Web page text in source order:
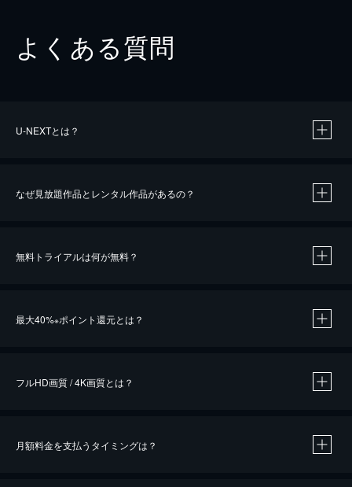
よくある質問
U-NEXTとは？
なぜ見放題作品とレンタル作品があるの？
無料トライアルは何が無料？
最大40%※ポイント還元とは？
※40％ポイント還元の対象は、クレジットカード決済による作品の購入 / レンタルです。
フルHD画質 / 4K画質とは？
月額料金を支払うタイミングは？